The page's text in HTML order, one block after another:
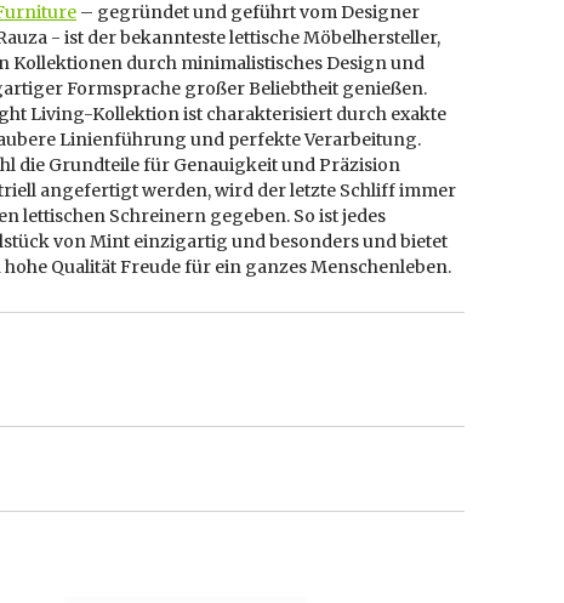
– gegründet und geführt vom Designer
- ist der bekannteste lettische Möbelhersteller,
Kollektionen durch minimalistisches Design und
Formsprache großer Beliebtheit genießen.
Living-Kollektion ist charakterisiert durch exakte
Linienführung und perfekte Verarbeitung.
die Grundteile für Genauigkeit und Präzision
angefertigt werden, wird der letzte Schliff immer
lettischen Schreinern gegeben. So ist jedes
von Mint einzigartig und besonders und bietet
Qualität Freude für ein ganzes Menschenleben.